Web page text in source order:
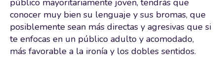
público mayoritariamente joven, tendrás que
conocer muy bien su lenguaje y sus bromas, que
posiblemente sean más directas y agresivas que si
te enfocas en un público adulto y acomodado,
más favorable a la ironía y los dobles sentidos.